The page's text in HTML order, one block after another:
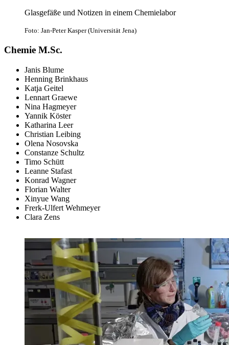
Glasgefäße und Notizen in einem Chemielabor
Foto: Jan-Peter Kasper (Universität Jena)
Chemie M.Sc.
Janis Blume
Henning Brinkhaus
Katja Geitel
Lennart Graewe
Nina Hagmeyer
Yannik Köster
Katharina Leer
Christian Leibing
Olena Nosovska
Constanze Schultz
Timo Schütt
Leanne Stafast
Konrad Wagner
Florian Walter
Xinyue Wang
Frerk-Ulfert Wehmeyer
Clara Zens